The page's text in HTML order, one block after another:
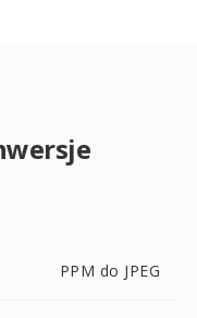
PPM do JPEG